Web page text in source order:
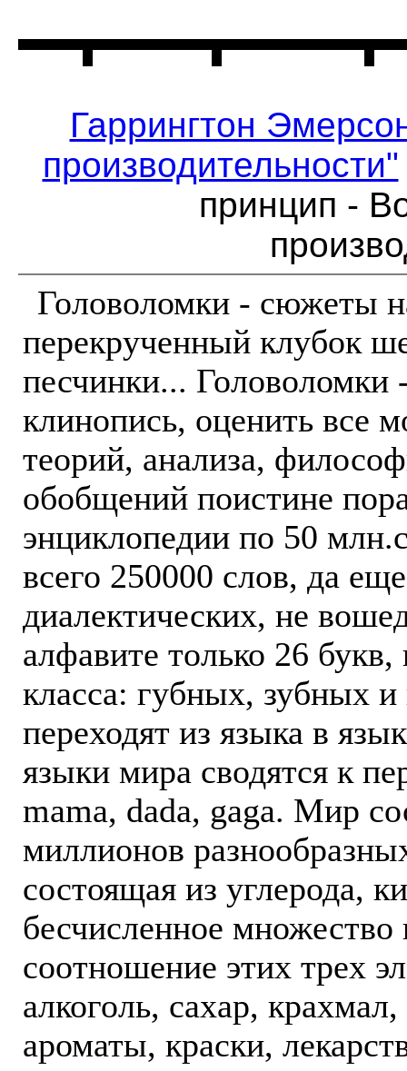
Гаррингтон
производительности"
принцип -
Головоломки - сюжеты
перекрученный клубок
песчинки... Головоломки
клинопись, оценить все
теорий, анализа,
обобщений поистине
энциклопедии по 50
всего 250000 слов, да
диалектических, не
алфавите только 26
класса: губных, зубных
переходят из языка в
языки мира сводятся к
mama, dada, gaga. Мир
миллионов
состоящая из углерода,
бесчисленное
соотношение этих трех
алкоголь, сахар,
ароматы, краски,